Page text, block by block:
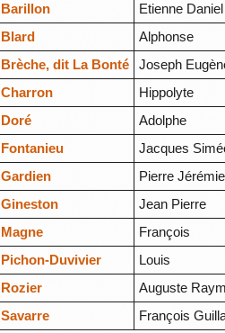
Barillon
Etienne Daniel
Blard
Alphonse
Brèche, dit La Bonté
Joseph
Charron
Hippolyte
Doré
Adolphe
Fontanieu
Jacques
Gardien
Pierre Jérémie
Gineston
Jean Pierre
Magne
François
Pichon-Duvivier
Louis
Rozier
Auguste
Savarre
François